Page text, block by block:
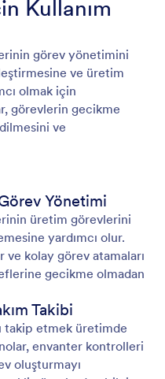
Kullanım
görev yönetimini
ve üretim
olmak için
görevlerin gecikme
ve
Yönetimi
üretim görevlerini
yardımcı olur.
kolay görev atamaları
gecikme olmadan
Takibi
takip etmek üretimde
envanter kontrolleri
oluşturmayı